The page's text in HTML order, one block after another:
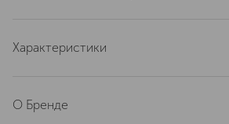
Характеристики
О Бренде